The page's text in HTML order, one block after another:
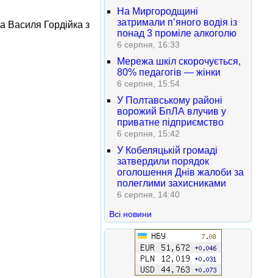
Василя Гордійка з
На Миргородщині
затримали п’яного водія із
понад 3 проміле алкоголю
6 серпня, 16:33
Мережа шкіл скорочується,
80% педагогів — жінки
6 серпня, 15:54
У Полтавському районі
ворожий БпЛА влучив у
приватне підприємство
6 серпня, 15:42
У Кобеляцькій громаді
затвердили порядок
оголошення Днів жалоби за
полеглими захисниками
6 серпня, 14:40
Всі новини